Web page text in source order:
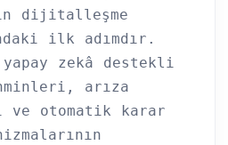
dijitalleşme
ilk adımdır.
zekâ destekli
arıza
otomatik karar